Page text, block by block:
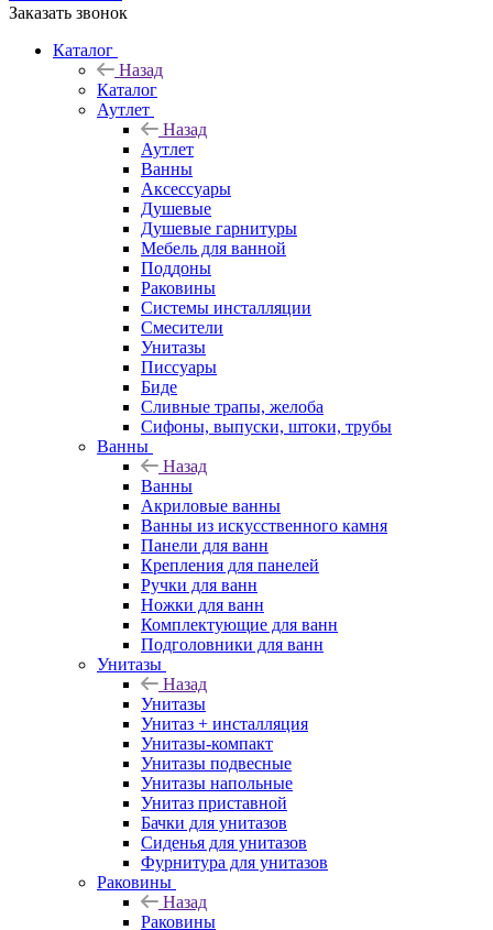
Заказать звонок
Каталог
Назад
Каталог
Аутлет
Назад
Аутлет
Ванны
Аксессуары
Душевые
Душевые гарнитуры
Мебель для ванной
Поддоны
Раковины
Системы инсталляции
Смесители
Унитазы
Писсуары
Биде
Сливные трапы, желоба
Сифоны, выпуски, штоки, трубы
Ванны
Назад
Ванны
Акриловые ванны
Ванны из искусственного камня
Панели для ванн
Крепления для панелей
Ручки для ванн
Ножки для ванн
Комплектующие для ванн
Подголовники для ванн
Унитазы
Назад
Унитазы
Унитаз + инсталляция
Унитазы-компакт
Унитазы подвесные
Унитазы напольные
Унитаз приставной
Бачки для унитазов
Сиденья для унитазов
Фурнитура для унитазов
Раковины
Назад
Раковины